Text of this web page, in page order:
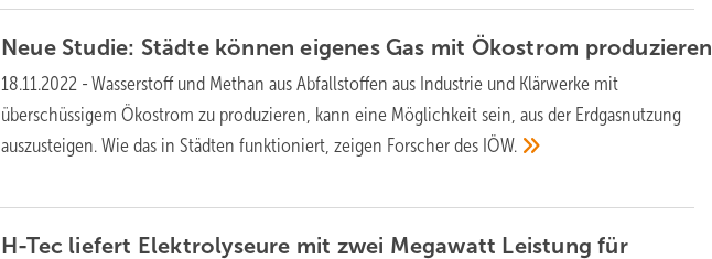
Neue Studie: Städte können eigenes Gas mit Ökostrom produzieren
18.11.2022 - Wasserstoff und Methan aus Abfallstoffen aus Industrie und Klärwerke mit
überschüssigem Ökostrom zu produzieren, kann eine Möglichkeit sein, aus der Erdgasnutzung
auszusteigen. Wie das in Städten funktioniert, zeigen Forscher des IÖW.
H-Tec liefert Elektrolyseure mit zwei Megawatt Leistung für